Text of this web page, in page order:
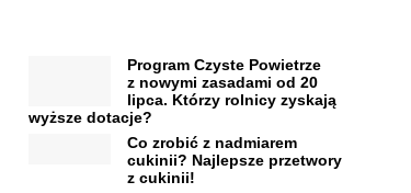
Program Czyste Powietrze
z nowymi zasadami od 20
lipca. Którzy rolnicy zyskają
wyższe dotacje?
Co zrobić z nadmiarem
cukinii? Najlepsze przetwory
z cukinii!